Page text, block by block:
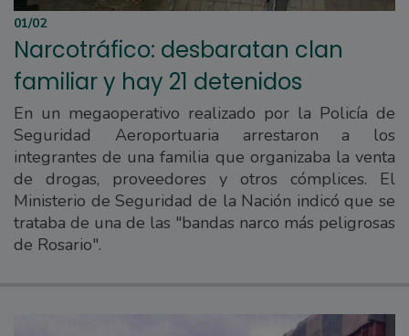
01/02
Narcotráfico: desbaratan clan
familiar y hay 21 detenidos
En un megaoperativo realizado por la Policía de
Seguridad Aeroportuaria arrestaron a los
integrantes de una familia que organizaba la venta
de drogas, proveedores y otros cómplices. El
Ministerio de Seguridad de la Nación indicó que se
trataba de una de las "bandas narco más peligrosas
de Rosario".